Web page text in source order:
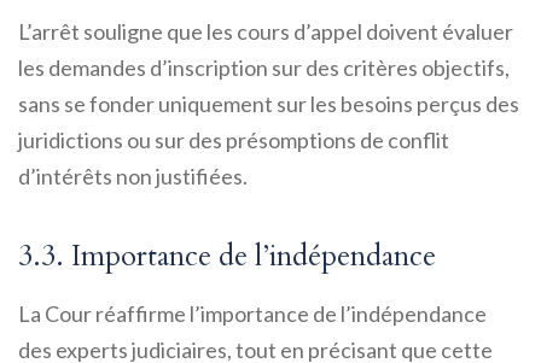
L’arrêt souligne que les cours d’appel doivent évaluer
les demandes d’inscription sur des critères objectifs,
sans se fonder uniquement sur les besoins perçus des
juridictions ou sur des présomptions de conflit
d’intérêts non justifiées.
3.3. Importance de l’indépendance
La Cour réaffirme l’importance de l’indépendance
des experts judiciaires, tout en précisant que cette